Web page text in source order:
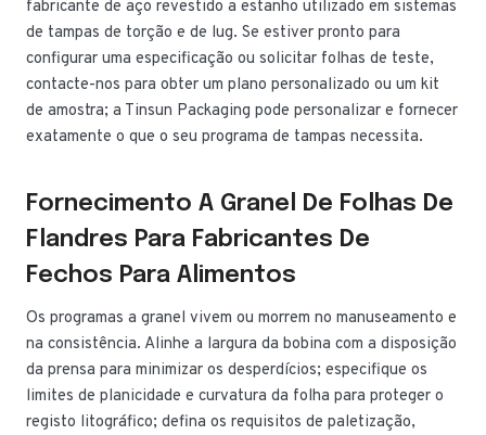
fabricante de aço revestido a estanho utilizado em sistemas
de tampas de torção e de lug. Se estiver pronto para
configurar uma especificação ou solicitar folhas de teste,
contacte-nos para obter um plano personalizado ou um kit
de amostra; a Tinsun Packaging pode personalizar e fornecer
exatamente o que o seu programa de tampas necessita.
Fornecimento A Granel De Folhas De
Flandres Para Fabricantes De
Fechos Para Alimentos
Os programas a granel vivem ou morrem no manuseamento e
na consistência. Alinhe a largura da bobina com a disposição
da prensa para minimizar os desperdícios; especifique os
limites de planicidade e curvatura da folha para proteger o
registo litográfico; defina os requisitos de paletização,